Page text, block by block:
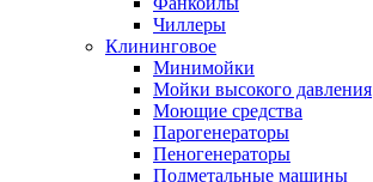
Чиллеры
Клининговое
Минимойки
Мойки высокого давления
Моющие средства
Парогенераторы
Пеногенераторы
Подметальные машины